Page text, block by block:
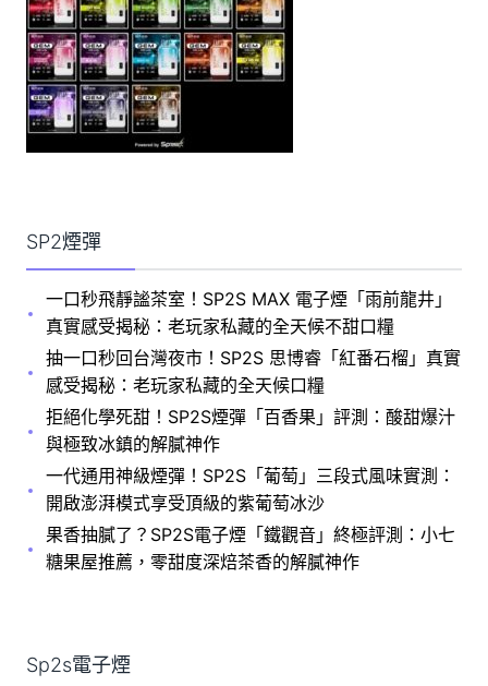
SP2煙彈
一口秒飛靜謐茶室！SP2S MAX 電子煙「雨前龍井」
真實感受揭秘：老玩家私藏的全天候不甜口糧
抽一口秒回台灣夜市！SP2S 思博睿「紅番石榴」真實
感受揭秘：老玩家私藏的全天候口糧
拒絕化學死甜！SP2S煙彈「百香果」評測：酸甜爆汁
與極致冰鎮的解膩神作
一代通用神級煙彈！SP2S「葡萄」三段式風味實測：
開啟澎湃模式享受頂級的紫葡萄冰沙
果香抽膩了？SP2S電子煙「鐵觀音」終極評測：小七
糖果屋推薦，零甜度深焙茶香的解膩神作
Sp2s電子煙